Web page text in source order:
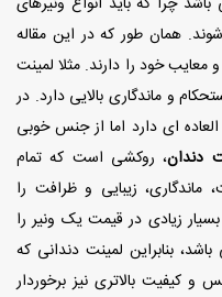
همان طور که در این مقاله
معایب خود را دارند. مثلا لمینت
و ماندگاری بالایی دارد. در
ای دارد اما از جنس خوبی
دندان، روکشی است که تمام
ماندگاری، زیبایی و ظرافت را
بسیار زیادی در قیمت یک ونیر را
بنابراین لمینت دندانی که
و کیفیت بالاتری نیز برخوردار